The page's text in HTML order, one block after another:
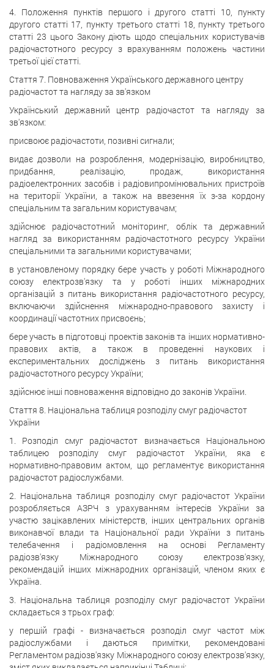
4. Положення пунктів першого і другого статті 10, пункту
другого статті 17, пункту третього статті 18, пункту третього
статті 23 цього Закону діють щодо спеціальних користувачів
радіочастотного ресурсу з врахуванням положень частини
третьої цієї статті.
Стаття 7. Повноваження Українського державного центру
радіочастот та нагляду за зв'язком
Український державний центр радіочастот та нагляду за
зв'язком:
присвоює радіочастоти, позивні сигнали;
видає дозволи на розроблення, модернізацію, виробництво,
придбання, реалізацію, продаж, використання
радіоелектронних засобів і радіовипромінювальних пристроїв
на території України, а також на ввезення їх з-за кордону
спеціальним та загальним користувачам;
здійснює радіочастотний моніторинг, облік та державний
нагляд за використанням радіочастотного ресурсу України
спеціальними та загальними користувачами;
в установленому порядку бере участь у роботі Міжнародного
союзу електрозв'язку та у роботі інших міжнародних
організацій з питань використання радіочастотного ресурсу,
включаючи здійснення міжнародно-правового захисту і
координації частотних присвоєнь;
бере участь в підготовці проектів законів та інших нормативно-
правових актів, а також в проведенні наукових і
експериментальних досліджень з питань використання
радіочастотного ресурсу України;
здійснює інші повноваження відповідно до законів України.
Стаття 8. Національна таблиця розподілу смуг радіочастот
України
1. Розподіл смуг радіочастот визначається Національною
таблицею розподілу смуг радіочастот України, яка є
нормативно-правовим актом, що регламентує використання
радіочастот радіослужбами.
2. Національна таблиця розподілу смуг радіочастот України
розробляється АЗРЧ з урахуванням інтересів України за
участю зацікавлених міністерств, інших центральних органів
виконавчої влади та Національної ради України з питань
телебачення і радіомовлення на основі Регламенту
радіозв'язку Міжнародного союзу електрозв'язку,
рекомендацій інших міжнародних організацій, членом яких є
Україна.
3. Національна таблиця розподілу смуг радіочастот України
складається з трьох граф:
у першій графі - визначається розподіл смуг частот між
радіослужбами і даються примітки, рекомендовані
Регламентом радіозв'язку Міжнародного союзу електрозв'язку,